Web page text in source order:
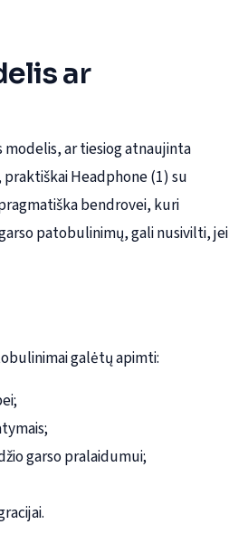
ar
modelis, ar tiesiog atnaujinta
Headphone (1) su
bendrovei, kuri
patobulinimų, gali nusivilti, jei
galėtų apimti:
garso pralaidumui;